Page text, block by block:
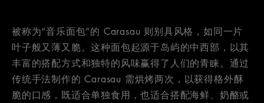
被称为“音乐面包”的 Carasau 则别具风格，如同一片
叶子般又薄又脆。这种面包起源于岛屿的中西部，以其
丰富的搭配方式和独特的风味赢得了人们的青睐。通过
传统手法制作的 Carasau 需烘烤两次，以获得格外酥
脆的口感，既适合单独食用，也适合搭配海鲜、奶酪或